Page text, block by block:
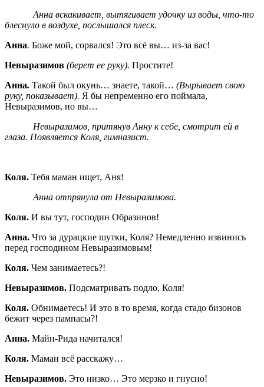
Анна вскакивает, вытягивает удочку из воды, что-то
блеснуло в воздухе, послышался плеск.
Анна. Боже мой, сорвался! Это всё вы… из-за вас!
Невыразимов (берет ее руку). Простите!
Анна. Такой был окунь… знаете, такой… (Вырывает свою
руку, показывает). Я бы непременно его поймала,
Невыразимов, но вы…
Невыразимов, притянув Анну к себе, смотрит ей в
глаза. Появляется Коля, гимназист.
Коля. Тебя маман ищет, Аня!
Анна отпрянула от Невыразимова.
Коля. И вы тут, господин Образинов!
Анна. Что за дурацкие шутки, Коля? Немедленно извинись
перед господином Невыразимовым!
Коля. Чем занимаетесь?!
Невыразимов. Подсматривать подло, Коля!
Коля. Обнимаетесь! И это в то время, когда стадо бизонов
бежит через пампасы?!
Анна. Майн-Рида начитался!
Коля. Маман всё расскажу…
Невыразимов. Это низко… Это мерзко и гнусно!